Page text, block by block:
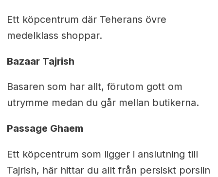
Ett köpcentrum där Teherans övre
medelklass shoppar.
Bazaar Tajrish
Basaren som har allt, förutom gott om
utrymme medan du går mellan butikerna.
Passage Ghaem
Ett köpcentrum som ligger i anslutning till
Tajrish, här hittar du allt från persiskt porslin